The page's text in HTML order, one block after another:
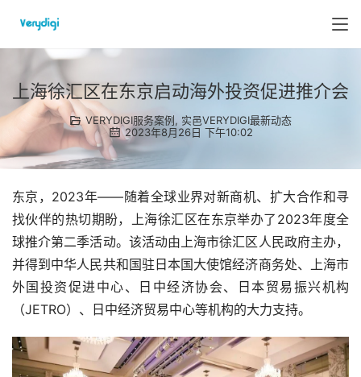
上海徐汇区在东京启动海外投资促进推介会
VERYDIGI服务案例, 实邑VERYDIGI最新动态
2023年8月26日 下午10:02
东京，2023年——随着全球业界对新商机、扩大合作和寻
找伙伴的热切期盼，上海徐汇区在东京举办了2023年度全
球推介第二季活动。该活动由上海市徐汇区人民政府主办，
并得到中华人民共和国驻日本国大使馆经济商务处、上海市
外国投资促进中心、日中经济协会、日本贸易振兴机构
（JETRO）、日中经济贸易中心等机构的大力支持。